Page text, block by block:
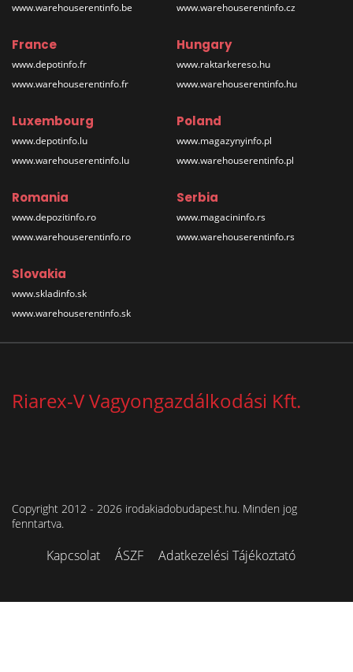
www.warehouserentinfo.be
www.warehouserentinfo.cz
France
www.depotinfo.fr
www.warehouserentinfo.fr
Hungary
www.raktarkereso.hu
www.warehouserentinfo.hu
Luxembourg
www.depotinfo.lu
www.warehouserentinfo.lu
Poland
www.magazynyinfo.pl
www.warehouserentinfo.pl
Romania
www.depozitinfo.ro
www.warehouserentinfo.ro
Serbia
www.magacininfo.rs
www.warehouserentinfo.rs
Slovakia
www.skladinfo.sk
www.warehouserentinfo.sk
Riarex-V Vagyongazdálkodási Kft.
Copyright 2012 - 2026 irodakiadobudapest.hu. Minden jog
fenntartva.
Kapcsolat ÁSZF Adatkezelési Tájékoztató